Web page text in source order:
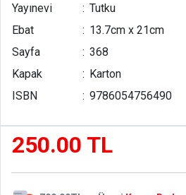
Yayınevi
: Tutku
Ebat
: 13.7cm x 21cm
Sayfa
: 368
Kapak
: Karton
ISBN
: 9786054756490
250.00 TL